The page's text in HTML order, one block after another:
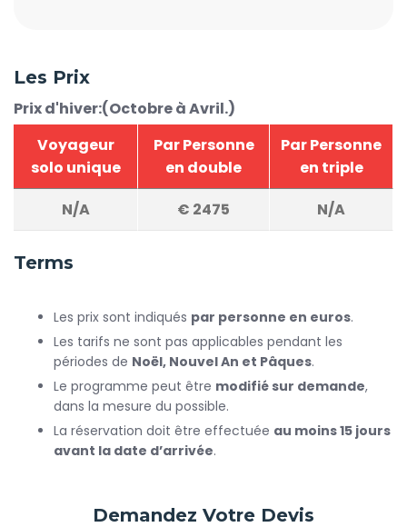
Les Prix
Prix d'hiver:(Octobre à Avril.)
Voyageur
solo unique
Par Personne
en double
Par Personne
en triple
N/A
€ 2475 N/A
Terms
Les prix sont indiqués par personne en euros.
Les tarifs ne sont pas applicables pendant les
périodes de Noël, Nouvel An et Pâques.
Le programme peut être modifié sur demande,
dans la mesure du possible.
La réservation doit être effectuée au moins 15 jours
avant la date d’arrivée.
Demandez Votre Devis